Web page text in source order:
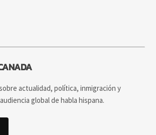
actualidad, política, inmigración y
global de habla hispana.